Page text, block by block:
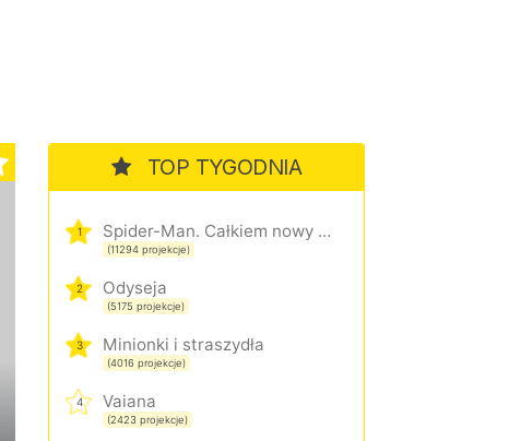
TOP TYGODNIA
1 Spider-Man. Całkiem nowy dzień
(11294 projekcje)
2 Odyseja
(5175 projekcje)
3 Minionki i straszydła
(4016 projekcje)
4 Vaiana
(2423 projekcje)